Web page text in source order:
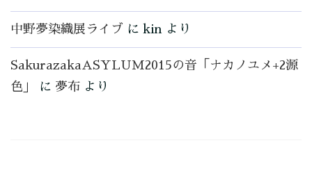
中野夢染織展ライブ に kin より
SakurazakaASYLUM2015の音「ナカノユメ+2源
色」
に 夢布 より